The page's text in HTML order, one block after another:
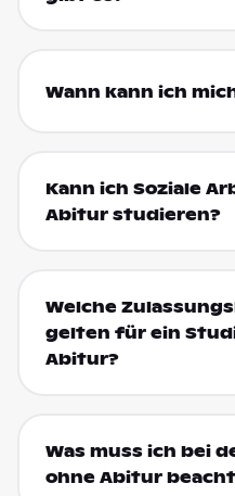
Wann kann ich
Kann ich Soziale
Abitur studieren?
Welche
gelten für ein
Abitur?
Was muss ich bei
ohne Abitur